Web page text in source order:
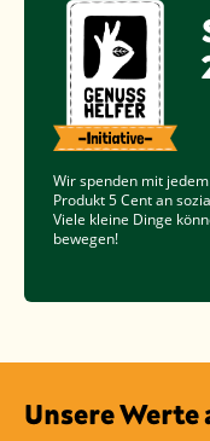
Wir spenden mit
Produkt5 Centan
Viele kleine Dinge
bewegen!
Unsere Werte